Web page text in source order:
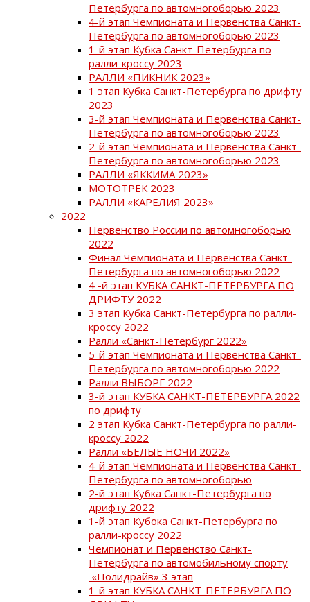
Петербурга по автомногоборью 2023
4-й этап Чемпионата и Первенства Санкт-
Петербурга по автомногоборью 2023
1-й этап Кубка Санкт-Петербурга по
ралли-кроссу 2023
РАЛЛИ «ПИКНИК 2023»
1 этап Кубка Санкт-Петербурга по дрифту
2023
3-й этап Чемпионата и Первенства Санкт-
Петербурга по автомногоборью 2023
2-й этап Чемпионата и Первенства Санкт-
Петербурга по автомногоборью 2023
РАЛЛИ «ЯККИМА 2023»
МОТОТРЕК 2023
РАЛЛИ «КАРЕЛИЯ 2023»
2022
Первенство России по автомногоборью
2022
Финал Чемпионата и Первенства Санкт-
Петербурга по автомногоборью 2022
4 -й этап КУБКА САНКТ-ПЕТЕРБУРГА ПО
ДРИФТУ 2022
3 этап Кубка Санкт-Петербурга по ралли-
кроссу 2022
Ралли «Санкт-Петербург 2022»
5-й этап Чемпионата и Первенства Санкт-
Петербурга по автомногоборью 2022
Ралли ВЫБОРГ 2022
3-й этап КУБКА САНКТ-ПЕТЕРБУРГА 2022
по дрифту
2 этап Кубка Санкт-Петербурга по ралли-
кроссу 2022
Ралли «БЕЛЫЕ НОЧИ 2022»
4-й этап Чемпионата и Первенства Санкт-
Петербурга по автомногоборью
2-й этап Кубка Санкт-Петербурга по
дрифту 2022
1-й этап Кубока Санкт-Петербурга по
ралли-кроссу 2022
Чемпионат и Первенство Санкт-
Петербурга по автомобильному спорту
«Полидрайв» 3 этап
1-й этап КУБКА САНКТ-ПЕТЕРБУРГА ПО